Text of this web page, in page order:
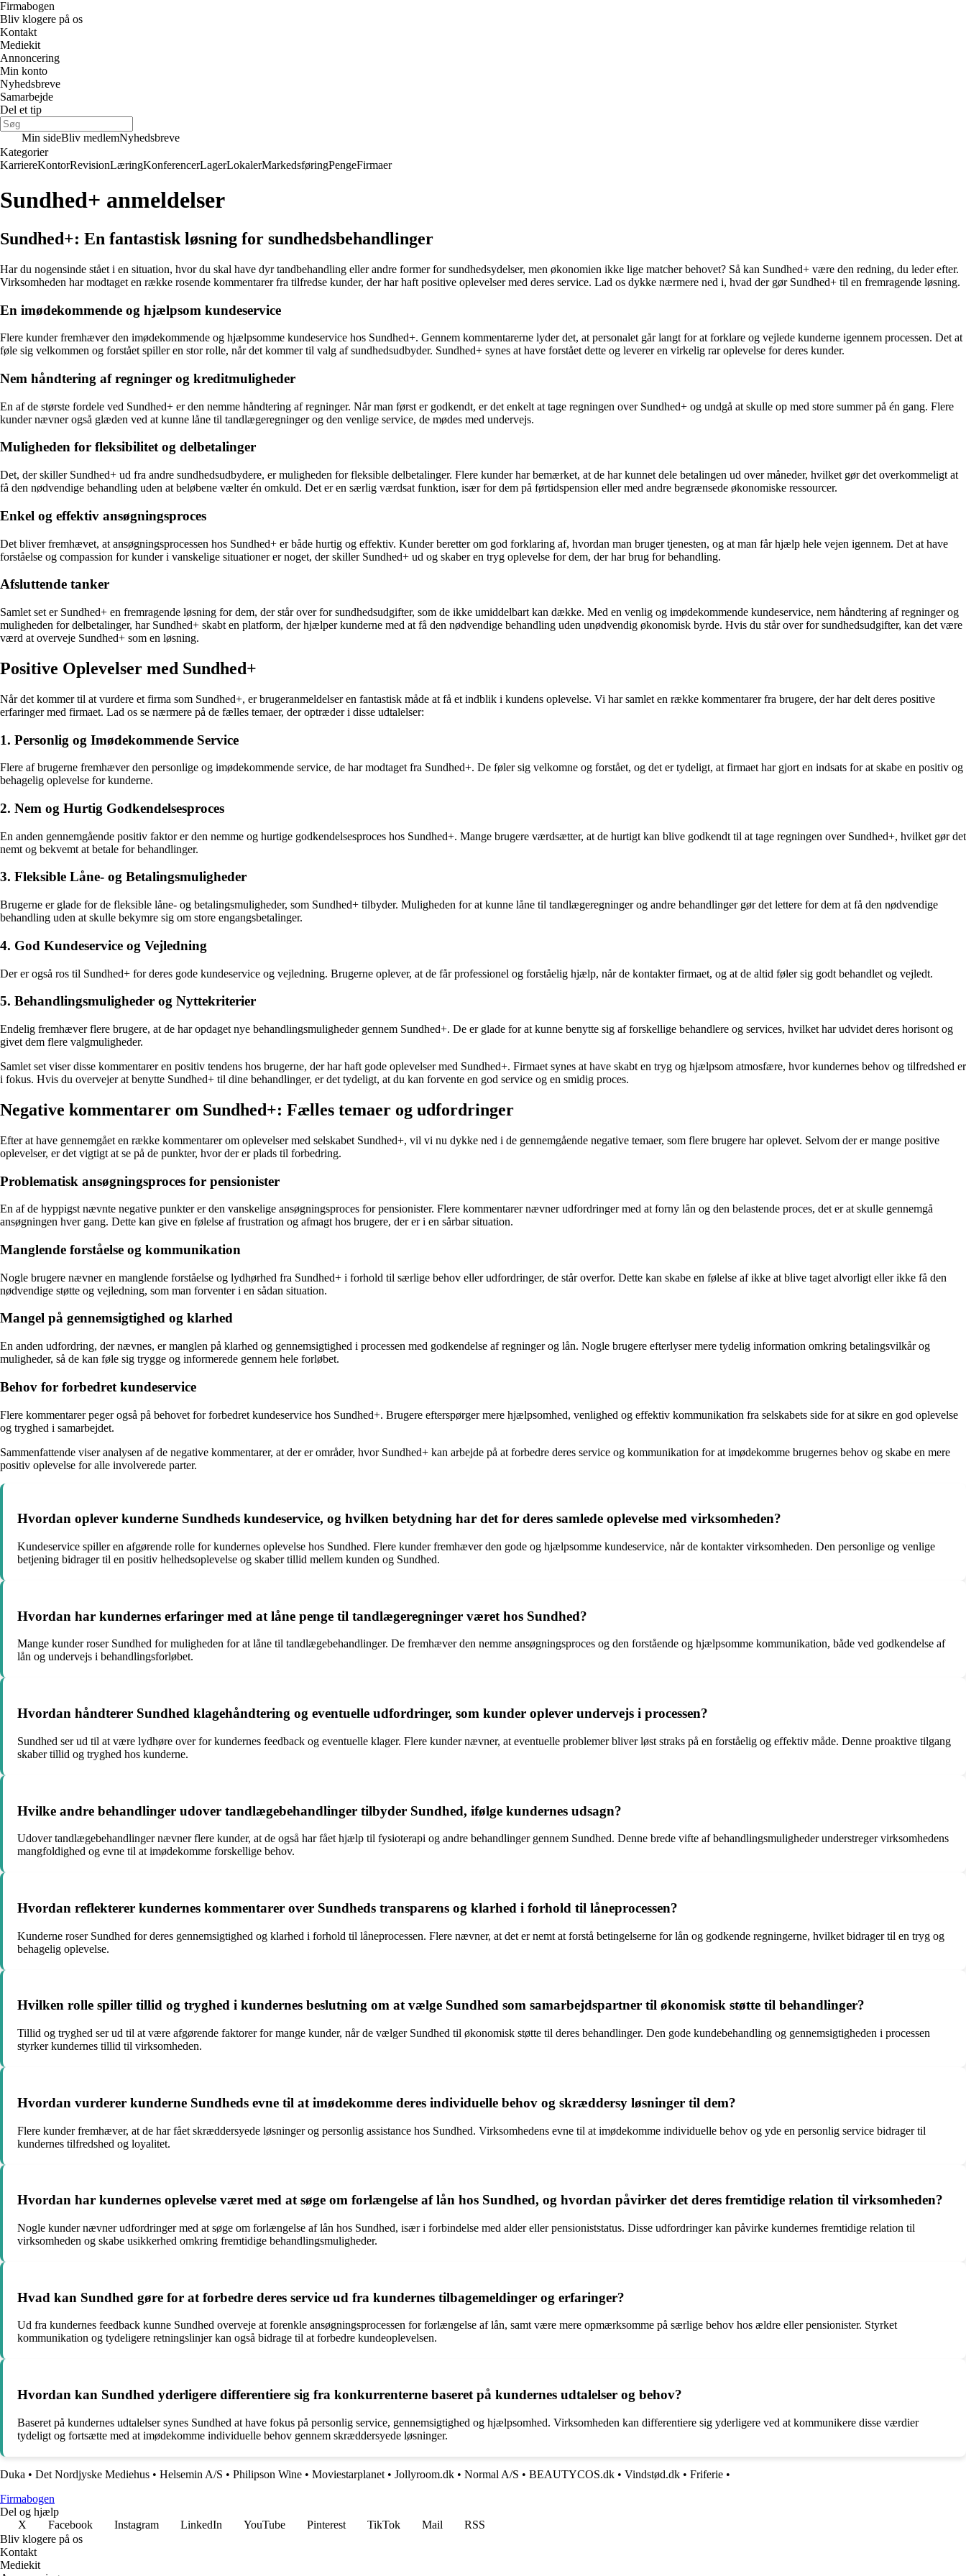
Firmabogen
Bliv klogere på os
Kontakt
Mediekit
Annoncering
Min konto
Nyhedsbreve
Samarbejde
Del et tip
Min sideBliv medlemNyhedsbreve
Kategorier
KarriereKontorRevisionLæringKonferencerLagerLokalerMarkedsføringPengeFirmaer
Sundhed+ anmeldelser
Sundhed+: En fantastisk løsning for sundhedsbehandlinger
Har du nogensinde stået i en situation, hvor du skal have dyr tandbehandling eller andre former for sundhedsydelser, men økonomien ikke lige matcher behovet? Så kan Sundhed+ være den redning, du leder efter.
Virksomheden har modtaget en række rosende kommentarer fra tilfredse kunder, der har haft positive oplevelser med deres service. Lad os dykke nærmere ned i, hvad der gør Sundhed+ til en fremragende løsning.
En imødekommende og hjælpsom kundeservice
Flere kunder fremhæver den imødekommende og hjælpsomme kundeservice hos Sundhed+. Gennem kommentarerne lyder det, at personalet går langt for at forklare og vejlede kunderne igennem processen. Det at
føle sig velkommen og forstået spiller en stor rolle, når det kommer til valg af sundhedsudbyder. Sundhed+ synes at have forstået dette og leverer en virkelig rar oplevelse for deres kunder.
Nem håndtering af regninger og kreditmuligheder
En af de største fordele ved Sundhed+ er den nemme håndtering af regninger. Når man først er godkendt, er det enkelt at tage regningen over Sundhed+ og undgå at skulle op med store summer på én gang. Flere
kunder nævner også glæden ved at kunne låne til tandlægeregninger og den venlige service, de mødes med undervejs.
Muligheden for fleksibilitet og delbetalinger
Det, der skiller Sundhed+ ud fra andre sundhedsudbydere, er muligheden for fleksible delbetalinger. Flere kunder har bemærket, at de har kunnet dele betalingen ud over måneder, hvilket gør det overkommeligt at
få den nødvendige behandling uden at beløbene vælter én omkuld. Det er en særlig værdsat funktion, især for dem på førtidspension eller med andre begrænsede økonomiske ressourcer.
Enkel og effektiv ansøgningsproces
Det bliver fremhævet, at ansøgningsprocessen hos Sundhed+ er både hurtig og effektiv. Kunder beretter om god forklaring af, hvordan man bruger tjenesten, og at man får hjælp hele vejen igennem. Det at have
forståelse og compassion for kunder i vanskelige situationer er noget, der skiller Sundhed+ ud og skaber en tryg oplevelse for dem, der har brug for behandling.
Afsluttende tanker
Samlet set er Sundhed+ en fremragende løsning for dem, der står over for sundhedsudgifter, som de ikke umiddelbart kan dække. Med en venlig og imødekommende kundeservice, nem håndtering af regninger og
muligheden for delbetalinger, har Sundhed+ skabt en platform, der hjælper kunderne med at få den nødvendige behandling uden unødvendig økonomisk byrde. Hvis du står over for sundhedsudgifter, kan det være
værd at overveje Sundhed+ som en løsning.
Positive Oplevelser med Sundhed+
Når det kommer til at vurdere et firma som Sundhed+, er brugeranmeldelser en fantastisk måde at få et indblik i kundens oplevelse. Vi har samlet en række kommentarer fra brugere, der har delt deres positive
erfaringer med firmaet. Lad os se nærmere på de fælles temaer, der optræder i disse udtalelser:
1. Personlig og Imødekommende Service
Flere af brugerne fremhæver den personlige og imødekommende service, de har modtaget fra Sundhed+. De føler sig velkomne og forstået, og det er tydeligt, at firmaet har gjort en indsats for at skabe en positiv og
behagelig oplevelse for kunderne.
2. Nem og Hurtig Godkendelsesproces
En anden gennemgående positiv faktor er den nemme og hurtige godkendelsesproces hos Sundhed+. Mange brugere værdsætter, at de hurtigt kan blive godkendt til at tage regningen over Sundhed+, hvilket gør det
nemt og bekvemt at betale for behandlinger.
3. Fleksible Låne- og Betalingsmuligheder
Brugerne er glade for de fleksible låne- og betalingsmuligheder, som Sundhed+ tilbyder. Muligheden for at kunne låne til tandlægeregninger og andre behandlinger gør det lettere for dem at få den nødvendige
behandling uden at skulle bekymre sig om store engangsbetalinger.
4. God Kundeservice og Vejledning
Der er også ros til Sundhed+ for deres gode kundeservice og vejledning. Brugerne oplever, at de får professionel og forståelig hjælp, når de kontakter firmaet, og at de altid føler sig godt behandlet og vejledt.
5. Behandlingsmuligheder og Nyttekriterier
Endelig fremhæver flere brugere, at de har opdaget nye behandlingsmuligheder gennem Sundhed+. De er glade for at kunne benytte sig af forskellige behandlere og services, hvilket har udvidet deres horisont og
givet dem flere valgmuligheder.
Samlet set viser disse kommentarer en positiv tendens hos brugerne, der har haft gode oplevelser med Sundhed+. Firmaet synes at have skabt en tryg og hjælpsom atmosfære, hvor kundernes behov og tilfredshed er
i fokus. Hvis du overvejer at benytte Sundhed+ til dine behandlinger, er det tydeligt, at du kan forvente en god service og en smidig proces.
Negative kommentarer om Sundhed+: Fælles temaer og udfordringer
Efter at have gennemgået en række kommentarer om oplevelser med selskabet Sundhed+, vil vi nu dykke ned i de gennemgående negative temaer, som flere brugere har oplevet. Selvom der er mange positive
oplevelser, er det vigtigt at se på de punkter, hvor der er plads til forbedring.
Problematisk ansøgningsproces for pensionister
En af de hyppigst nævnte negative punkter er den vanskelige ansøgningsproces for pensionister. Flere kommentarer nævner udfordringer med at forny lån og den belastende proces, det er at skulle gennemgå
ansøgningen hver gang. Dette kan give en følelse af frustration og afmagt hos brugere, der er i en sårbar situation.
Manglende forståelse og kommunikation
Nogle brugere nævner en manglende forståelse og lydhørhed fra Sundhed+ i forhold til særlige behov eller udfordringer, de står overfor. Dette kan skabe en følelse af ikke at blive taget alvorligt eller ikke få den
nødvendige støtte og vejledning, som man forventer i en sådan situation.
Mangel på gennemsigtighed og klarhed
En anden udfordring, der nævnes, er manglen på klarhed og gennemsigtighed i processen med godkendelse af regninger og lån. Nogle brugere efterlyser mere tydelig information omkring betalingsvilkår og
muligheder, så de kan føle sig trygge og informerede gennem hele forløbet.
Behov for forbedret kundeservice
Flere kommentarer peger også på behovet for forbedret kundeservice hos Sundhed+. Brugere efterspørger mere hjælpsomhed, venlighed og effektiv kommunikation fra selskabets side for at sikre en god oplevelse
og tryghed i samarbejdet.
Sammenfattende viser analysen af de negative kommentarer, at der er områder, hvor Sundhed+ kan arbejde på at forbedre deres service og kommunikation for at imødekomme brugernes behov og skabe en mere
positiv oplevelse for alle involverede parter.
Hvordan oplever kunderne Sundheds kundeservice, og hvilken betydning har det for deres samlede oplevelse med virksomheden?
Kundeservice spiller en afgørende rolle for kundernes oplevelse hos Sundhed. Flere kunder fremhæver den gode og hjælpsomme kundeservice, når de kontakter virksomheden. Den personlige og venlige
betjening bidrager til en positiv helhedsoplevelse og skaber tillid mellem kunden og Sundhed.
Hvordan har kundernes erfaringer med at låne penge til tandlægeregninger været hos Sundhed?
Mange kunder roser Sundhed for muligheden for at låne til tandlægebehandlinger. De fremhæver den nemme ansøgningsproces og den forstående og hjælpsomme kommunikation, både ved godkendelse af
lån og undervejs i behandlingsforløbet.
Hvordan håndterer Sundhed klagehåndtering og eventuelle udfordringer, som kunder oplever undervejs i processen?
Sundhed ser ud til at være lydhøre over for kundernes feedback og eventuelle klager. Flere kunder nævner, at eventuelle problemer bliver løst straks på en forståelig og effektiv måde. Denne proaktive tilgang
skaber tillid og tryghed hos kunderne.
Hvilke andre behandlinger udover tandlægebehandlinger tilbyder Sundhed, ifølge kundernes udsagn?
Udover tandlægebehandlinger nævner flere kunder, at de også har fået hjælp til fysioterapi og andre behandlinger gennem Sundhed. Denne brede vifte af behandlingsmuligheder understreger virksomhedens
mangfoldighed og evne til at imødekomme forskellige behov.
Hvordan reflekterer kundernes kommentarer over Sundheds transparens og klarhed i forhold til låneprocessen?
Kunderne roser Sundhed for deres gennemsigtighed og klarhed i forhold til låneprocessen. Flere nævner, at det er nemt at forstå betingelserne for lån og godkende regningerne, hvilket bidrager til en tryg og
behagelig oplevelse.
Hvilken rolle spiller tillid og tryghed i kundernes beslutning om at vælge Sundhed som samarbejdspartner til økonomisk støtte til behandlinger?
Tillid og tryghed ser ud til at være afgørende faktorer for mange kunder, når de vælger Sundhed til økonomisk støtte til deres behandlinger. Den gode kundebehandling og gennemsigtigheden i processen
styrker kundernes tillid til virksomheden.
Hvordan vurderer kunderne Sundheds evne til at imødekomme deres individuelle behov og skræddersy løsninger til dem?
Flere kunder fremhæver, at de har fået skræddersyede løsninger og personlig assistance hos Sundhed. Virksomhedens evne til at imødekomme individuelle behov og yde en personlig service bidrager til
kundernes tilfredshed og loyalitet.
Hvordan har kundernes oplevelse været med at søge om forlængelse af lån hos Sundhed, og hvordan påvirker det deres fremtidige relation til virksomheden?
Nogle kunder nævner udfordringer med at søge om forlængelse af lån hos Sundhed, især i forbindelse med alder eller pensioniststatus. Disse udfordringer kan påvirke kundernes fremtidige relation til
virksomheden og skabe usikkerhed omkring fremtidige behandlingsmuligheder.
Hvad kan Sundhed gøre for at forbedre deres service ud fra kundernes tilbagemeldinger og erfaringer?
Ud fra kundernes feedback kunne Sundhed overveje at forenkle ansøgningsprocessen for forlængelse af lån, samt være mere opmærksomme på særlige behov hos ældre eller pensionister. Styrket
kommunikation og tydeligere retningslinjer kan også bidrage til at forbedre kundeoplevelsen.
Hvordan kan Sundhed yderligere differentiere sig fra konkurrenterne baseret på kundernes udtalelser og behov?
Baseret på kundernes udtalelser synes Sundhed at have fokus på personlig service, gennemsigtighed og hjælpsomhed. Virksomheden kan differentiere sig yderligere ved at kommunikere disse værdier
tydeligt og fortsætte med at imødekomme individuelle behov gennem skræddersyede løsninger.
Duka • Det Nordjyske Mediehus • Helsemin A/S • Philipson Wine • Moviestarplanet • Jollyroom.dk • Normal A/S • BEAUTYCOS.dk • Vindstød.dk • Friferie •
Firmabogen
Del og hjælp
X
Facebook Instagram LinkedIn YouTube Pinterest TikTok Mail
RSS
Bliv klogere på os
Kontakt
Mediekit